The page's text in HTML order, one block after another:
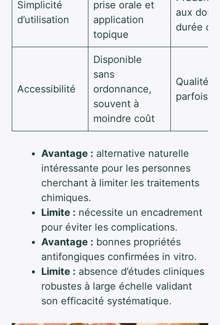
Simplicité
d’utilisation
prise orale et
application
topique
aux
durée
Accessibilité
Disponible
sans
ordonnance,
souvent à
moindre coût
Qualité
parfois
Avantage : alternative naturelle
intéressante pour les personnes
cherchant à limiter les traitements
chimiques.
Limite : nécessite un encadrement
pour éviter les complications.
Avantage : bonnes propriétés
antifongiques confirmées in vitro.
Limite : absence d’études cliniques
robustes à large échelle validant
son efficacité systématique.